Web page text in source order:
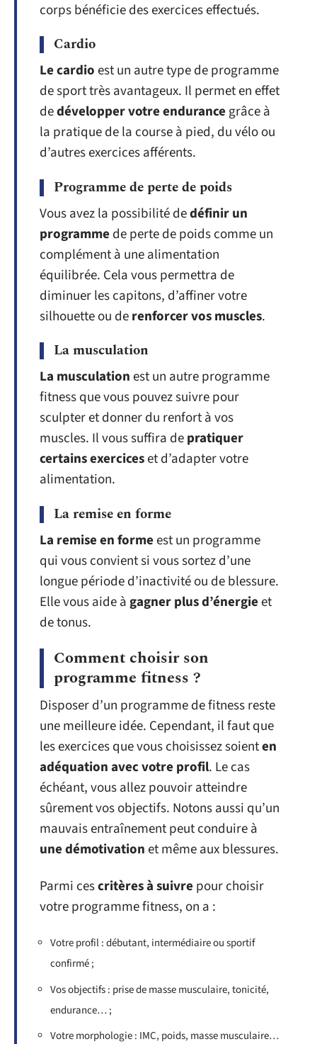
corps bénéficie des exercices effectués.
Cardio
Le cardioest un autre type de programme
de sport très avantageux. Il permet en effet
dedévelopper votre endurance grâce à
la pratique de la course à pied, du vélo ou
d’autres exercices afférents.
Programme de perte de poids
Vous avez la possibilité dedéfinir un
programme de perte de poids comme un
complément à une alimentation
équilibrée. Cela vous permettra de
diminuer les capitons, d’affiner votre
silhouette ou derenforcer vos muscles.
La musculation
La musculationest un autre programme
fitness que vous pouvez suivre pour
sculpter et donner du renfort à vos
muscles. Il vous suffira depratiquer
certains exerciceset d’adapter votre
alimentation.
La remise en forme
La remise en formeest un programme
qui vous convient si vous sortez d’une
longue période d’inactivité ou de blessure.
Elle vous aide àgagner plus d’énergieet
de tonus.
Comment choisir son
programme fitness ?
Disposer d’un programme de fitness reste
une meilleure idée. Cependant, il faut que
les exercices que vous choisissez soienten
adéquation avec votre profil. Le cas
échéant, vous allez pouvoir atteindre
sûrement vos objectifs. Notons aussi qu’un
mauvais entraînement peut conduire à
une démotivationet même aux blessures.
Parmi cescritères à suivre pour choisir
votre programme fitness, on a :
Votre profil : débutant, intermédiaire ou sportif
confirmé ;
Vos objectifs : prise de masse musculaire, tonicité,
endurance… ;
Votre morphologie : IMC, poids, masse musculaire…